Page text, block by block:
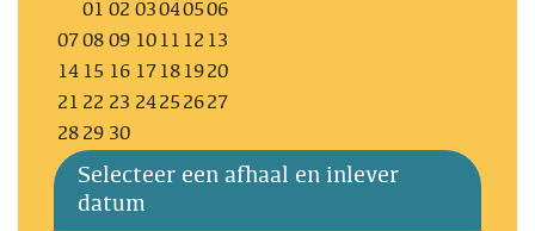
01 02 03040506
07 08 09 10 11 12 13
14 15 16 17 18 1920
21 22 23 2425 2627
28 29 30
Selecteer een afhaal en inlever
datum